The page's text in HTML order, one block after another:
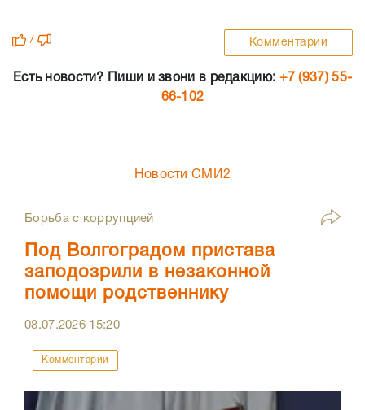
/ Комментарии
Есть новости? Пиши и звони в редакцию: +7 (937) 55-
66-102
Новости СМИ2
Борьба с коррупцией
Под Волгоградом пристава
заподозрили в незаконной
помощи родственнику
08.07.2026 15:20
Комментарии